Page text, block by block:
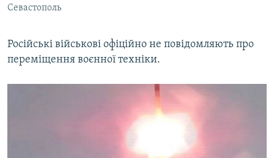
Севастополь
Російські військові офіційно не повідомляють про
переміщення воєнної техніки.